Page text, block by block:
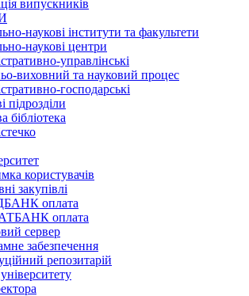
випускників
наукові інститути та факультети
наукові центри
управлінські
виховний та науковий процес
господарські
підрозділи
бібліотека
користувачів
закупівлі
оплата
оплата
сервер
забезпечення
репозитарій